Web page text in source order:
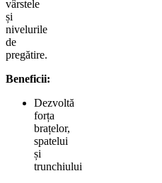
vârstele
și
nivelurile
de
pregătire.
Beneficii:
Dezvoltă
forța
brațelor,
spatelui
și
trunchiului